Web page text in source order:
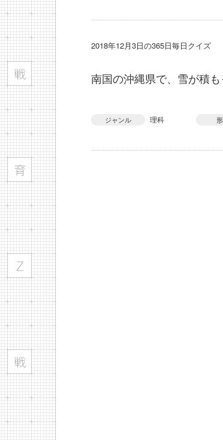
2018年12月3日の365日毎日クイズ
南国の沖縄県で、雪が積
ジャンル 理科